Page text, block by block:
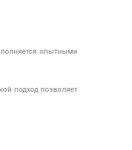
опытными
подход позволяет